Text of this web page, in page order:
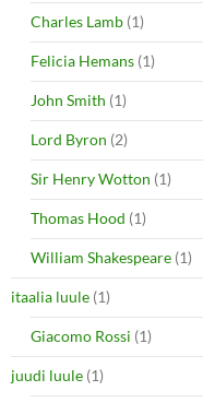
Charles Lamb (1)
Felicia Hemans (1)
John Smith (1)
Lord Byron (2)
Sir Henry Wotton (1)
Thomas Hood (1)
William Shakespeare (1)
itaalia luule (1)
Giacomo Rossi (1)
juudi luule (1)